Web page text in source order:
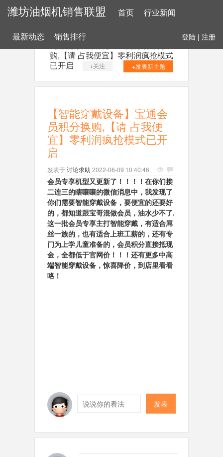
潍坊油烟机销售联盟 首页 行业新闻
最新动态 销售排行 登陆 | 注册
购,【请 占我便宜】零利润疯抢模式
已开启
+关注 +发表新主题
【智能穿戴设备】宝通会
员积分换购,【请 占我便
宜】零利润疯抢模式已开
启
发表于讨论求助 2022-06-09 10:40:46
会员专享机型又更新了！！！！在你们接
二连三的瞎嚷嚷的微信消息中，我发现了
你们需要智能穿戴设备，要便宜的还要好
的，都知道跟宝哥混做会员，油水少不了.
这一批会员专享主打智能穿戴，有适合屌
丝一族的，也有适合上班工薪的，还有专
门为上学儿童准备的，会员积分直接抵现
金，全都低于官网价！！！还有更多中高
端智能穿戴设备，惊喜降价，到店里看看
咯！
发表